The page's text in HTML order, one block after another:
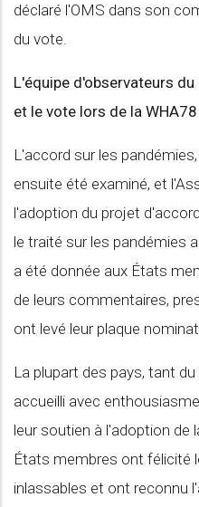
déclaré l'OMS dans son
du vote.
L'équipe d'observateurs du
et le vote lors de la WHA78
L'accord sur les
ensuite été examiné, et
l'adoption du projet
le traité sur les pandémies
a été donnée aux États
de leurs commentaires,
ont levé leur plaque
La plupart des pays, tant
accueilli avec
leur soutien à l'adoption de
États membres ont félicité
inlassables et ont reconnu